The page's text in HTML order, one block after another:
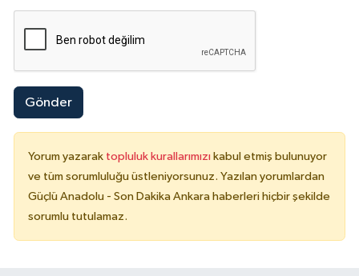
Gönder
Yorum yazarak topluluk kurallarımızı kabul etmiş bulunuyor
ve tüm sorumluluğu üstleniyorsunuz. Yazılan yorumlardan
Güçlü Anadolu - Son Dakika Ankara haberleri hiçbir şekilde
sorumlu tutulamaz.